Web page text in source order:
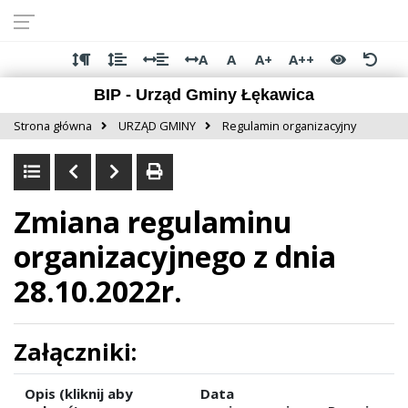
dostępności
głównej
treści
menu
stopki
A A A+
A++
BIP - Urząd Gminy Łękawica
Strona główna URZĄD GMINY Regulamin organizacyjny
Zmiana regulaminu
organizacyjnego z dnia
28.10.2022r.
Załączniki:
Opis (kliknij aby
Data